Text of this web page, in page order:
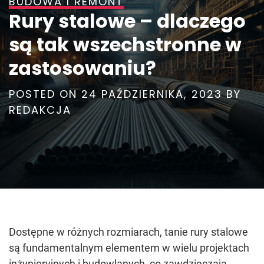
Rury stalowe – dlaczego
są tak wszechstronne w
zastosowaniu?
POSTED ON24 PAŹDZIERNIKA, 2023BY
REDAKCJA
Dostępne w różnych rozmiarach, tanie rury stalowe
są fundamentalnym elementem w wielu projektach